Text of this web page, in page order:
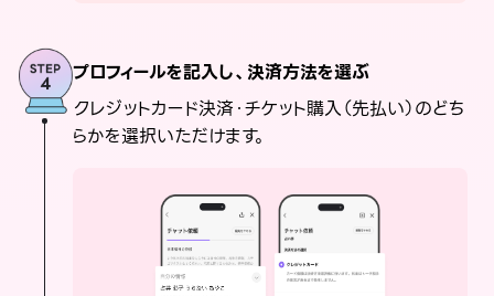
プロフィールを記入し、決済方法を選ぶ
クレジットカード決済・チケット購入（先払い）のどち
らかを選択いただけます。